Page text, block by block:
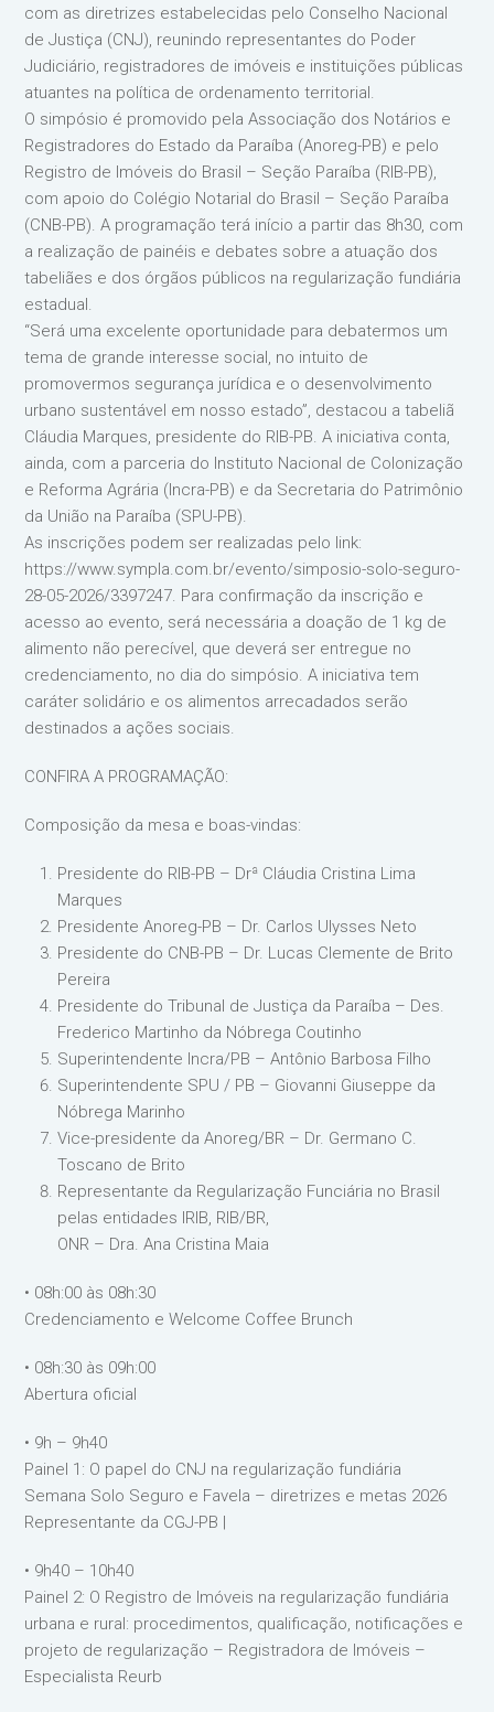
com as diretrizes estabelecidas pelo Conselho Nacional
de Justiça (CNJ), reunindo representantes do Poder
Judiciário, registradores de imóveis e instituições públicas
atuantes na política de ordenamento territorial.
O simpósio é promovido pela Associação dos Notários e
Registradores do Estado da Paraíba (Anoreg-PB) e pelo
Registro de Imóveis do Brasil – Seção Paraíba (RIB-PB),
com apoio do Colégio Notarial do Brasil – Seção Paraíba
(CNB-PB). A programação terá início a partir das 8h30, com
a realização de painéis e debates sobre a atuação dos
tabeliães e dos órgãos públicos na regularização fundiária
estadual.
“Será uma excelente oportunidade para debatermos um
tema de grande interesse social, no intuito de
promovermos segurança jurídica e o desenvolvimento
urbano sustentável em nosso estado”, destacou a tabeliã
Cláudia Marques, presidente do RIB-PB. A iniciativa conta,
ainda, com a parceria do Instituto Nacional de Colonização
e Reforma Agrária (Incra-PB) e da Secretaria do Patrimônio
da União na Paraíba (SPU-PB).
As inscrições podem ser realizadas pelo link:
https://www.sympla.com.br/evento/simposio-solo-seguro-
28-05-2026/3397247. Para confirmação da inscrição e
acesso ao evento, será necessária a doação de 1 kg de
alimento não perecível, que deverá ser entregue no
credenciamento, no dia do simpósio. A iniciativa tem
caráter solidário e os alimentos arrecadados serão
destinados a ações sociais.
CONFIRA A PROGRAMAÇÃO:
Composição da mesa e boas-vindas:
Presidente do RIB-PB – Drª Cláudia Cristina Lima
Marques
Presidente Anoreg-PB – Dr. Carlos Ulysses Neto
Presidente do CNB-PB – Dr. Lucas Clemente de Brito
Pereira
Presidente do Tribunal de Justiça da Paraíba – Des.
Frederico Martinho da Nóbrega Coutinho
Superintendente Incra/PB – Antônio Barbosa Filho
Superintendente SPU / PB – Giovanni Giuseppe da
Nóbrega Marinho
Vice-presidente da Anoreg/BR – Dr. Germano C.
Toscano de Brito
Representante da Regularização Funciária no Brasil
pelas entidades IRIB, RIB/BR,
ONR – Dra. Ana Cristina Maia
• 08h:00 às 08h:30
Credenciamento e Welcome Coffee Brunch
• 08h:30 às 09h:00
Abertura oficial
• 9h – 9h40
Painel 1: O papel do CNJ na regularização fundiária
Semana Solo Seguro e Favela – diretrizes e metas 2026
Representante da CGJ-PB |
• 9h40 – 10h40
Painel 2: O Registro de Imóveis na regularização fundiária
urbana e rural: procedimentos, qualificação, notificações e
projeto de regularização – Registradora de Imóveis –
Especialista Reurb